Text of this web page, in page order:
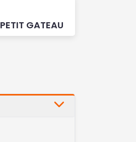
PETIT GATEAU